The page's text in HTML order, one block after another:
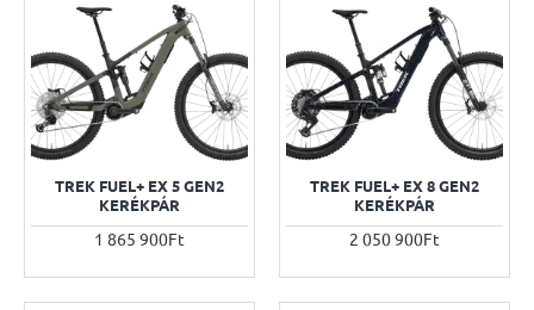
TREK FUEL+ EX 5 GEN2
KERÉKPÁR
1 865 900Ft
TREK FUEL+ EX 8 GEN2
KERÉKPÁR
2 050 900Ft